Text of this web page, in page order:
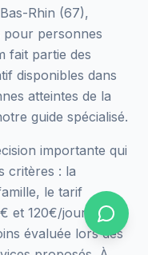
Bas-Rhin (67),
pour personnes
fait partie des
disponibles dans
atteintes de la
guide spécialisé.
importante qui
critères : la
le tarif
et 120€/jour selon
évaluée lors des